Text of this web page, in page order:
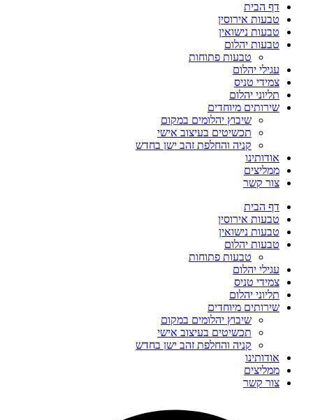
דף הבית
טבעות אירוסין
טבעות נישואין
טבעות יהלום
טבעות פתוחות
עגילי יהלום
צמידי טניס
תליוני יהלום
שירותים מיוחדים
שיבוץ יהלומים במקום
תכשיטים בעיצוב אישי
קניה והחלפת זהב ישן בחדש
אודותינו
ממליצים
צור קשר
דף הבית
טבעות אירוסין
טבעות נישואין
טבעות יהלום
טבעות פתוחות
עגילי יהלום
צמידי טניס
תליוני יהלום
שירותים מיוחדים
שיבוץ יהלומים במקום
תכשיטים בעיצוב אישי
קניה והחלפת זהב ישן בחדש
אודותינו
ממליצים
צור קשר